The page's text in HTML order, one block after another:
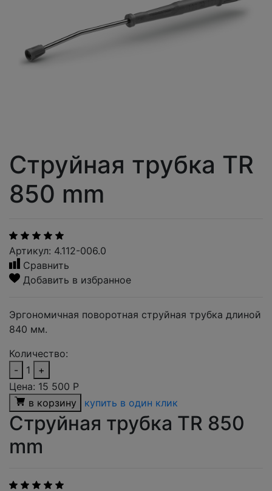
Струйная трубка TR
850 mm
Артикул: 4.112-006.0
Сравнить
Добавить в избранное
Эргономичная поворотная струйная трубка длиной
840 мм.
Количество:
-
1
+
Цена: 15 500 Р
в корзину
купить в один клик
Струйная трубка TR 850
mm